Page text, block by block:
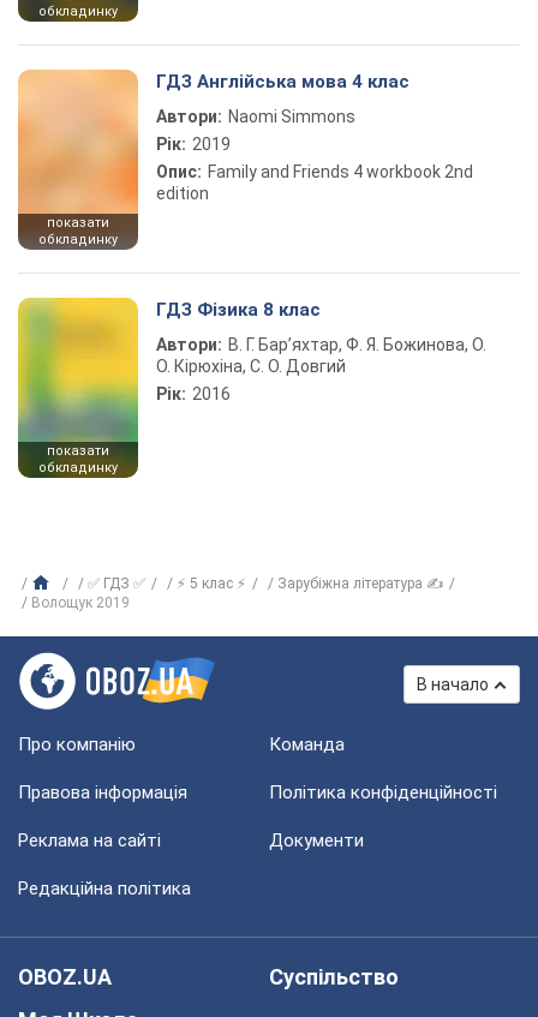
обкладинку
показати
обкладинку
ГДЗ Англійська мова 4 клас
Автори: Naomi Simmons
Рік: 2019
Опис: Family and Friends 4 workbook 2nd
edition
показати
обкладинку
ГДЗ Фізика 8 клас
Автори: В. Г. Бар’яхтар, Ф. Я. Божинова, О.
О. Кірюхіна, С. О. Довгий
Рік: 2016
✅ ГДЗ ✅ ⚡ 5 клас ⚡
Зарубіжна література ✍
Волощук 2019
В начало
Про компанію Команда
Правова інформація Політика конфіденційності
Реклама на сайті Документи
Редакційна політика
OBOZ.UA
Суспільство